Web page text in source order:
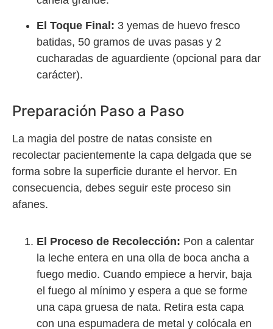
El Toque Final: 3 yemas de huevo fresco
batidas, 50 gramos de uvas pasas y 2
cucharadas de aguardiente (opcional para dar
carácter).
Preparación Paso a Paso
La magia del postre de natas consiste en
recolectar pacientemente la capa delgada que se
forma sobre la superficie durante el hervor. En
consecuencia, debes seguir este proceso sin
afanes.
El Proceso de Recolección: Pon a calentar
la leche entera en una olla de boca ancha a
fuego medio. Cuando empiece a hervir, baja
el fuego al mínimo y espera a que se forme
una capa gruesa de nata. Retira esta capa
con una espumadera de metal y colócala en